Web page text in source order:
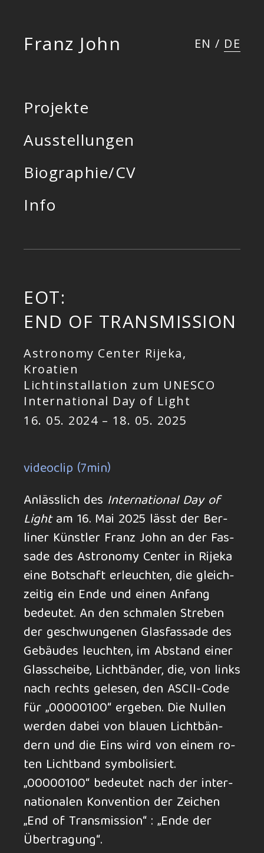
Franz John EN / DE
Projekte
Ausstellungen
Biographie/CV
Info
EOT:
END OF TRANSMISSION
Astronomy Center Rijeka,
Kroatien
Lichtinstallation zum UNESCO
International Day of Light
16. 05. 2024 – 18. 05. 2025
videoclip (7min)
Anlässlich des Inter­na­tional Day of
Lightam 16. Mai 2025 lässt der Ber­
liner Künstler Franz John an der Fas­
sade des Astro­nomy Center in Rijeka
eine Bot­schaft er­leuch­ten, die gleich­
zei­tig ein Ende und einen Anfang
bedeutet. An den schma­len Stre­ben
der ge­schwun­ge­nen Glas­fas­sade des
Ge­bäudes leuch­ten, im Ab­stand einer
Glas­schei­be, Licht­bän­der, die, von links
nach rechts gele­sen, den ASCII-Code
für „00000100“ ergeben. Die Nul­len
werden da­bei von blau­en Licht­bän­
dern und die Eins wird von einem ro­
ten Licht­band sym­boli­siert.
„00000100“ be­deu­tet nach der in­ter­
na­tio­na­len Kon­ven­tion der Zei­chen
„End of Trans­mis­sion“ : „Ende der
Über­tra­gung“.